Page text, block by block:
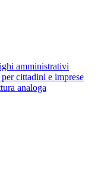
amministrativi
cittadini e imprese
analoga